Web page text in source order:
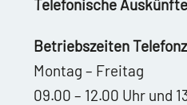
Telefonische
Betriebszeiten
Montag – Freitag
09.00 – 12.00 Uhr und